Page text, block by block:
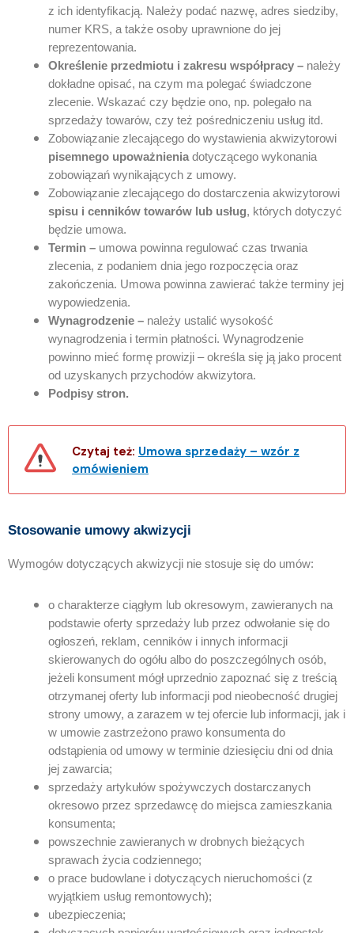
z ich identyfikacją. Należy podać nazwę, adres siedziby,
numer KRS, a także osoby uprawnione do jej
reprezentowania.
Określenie przedmiotu i zakresu współpracy – należy
dokładne opisać, na czym ma polegać świadczone
zlecenie. Wskazać czy będzie ono, np. polegało na
sprzedaży towarów, czy też pośredniczeniu usług itd.
Zobowiązanie zlecającego do wystawienia akwizytorowi
pisemnego upoważnienia dotyczącego wykonania
zobowiązań wynikających z umowy.
Zobowiązanie zlecającego do dostarczenia akwizytorowi
spisu i cenników towarów lub usług, których dotyczyć
będzie umowa.
Termin – umowa powinna regulować czas trwania
zlecenia, z podaniem dnia jego rozpoczęcia oraz
zakończenia. Umowa powinna zawierać także terminy jej
wypowiedzenia.
Wynagrodzenie – należy ustalić wysokość
wynagrodzenia i termin płatności. Wynagrodzenie
powinno mieć formę prowizji – określa się ją jako procent
od uzyskanych przychodów akwizytora.
Podpisy stron.
Czytaj też: Umowa sprzedaży – wzór z
omówieniem
Stosowanie umowy akwizycji
Wymogów dotyczących akwizycji nie stosuje się do umów:
o charakterze ciągłym lub okresowym, zawieranych na
podstawie oferty sprzedaży lub przez odwołanie się do
ogłoszeń, reklam, cenników i innych informacji
skierowanych do ogółu albo do poszczególnych osób,
jeżeli konsument mógł uprzednio zapoznać się z treścią
otrzymanej oferty lub informacji pod nieobecność drugiej
strony umowy, a zarazem w tej ofercie lub informacji, jak i
w umowie zastrzeżono prawo konsumenta do
odstąpienia od umowy w terminie dziesięciu dni od dnia
jej zawarcia;
sprzedaży artykułów spożywczych dostarczanych
okresowo przez sprzedawcę do miejsca zamieszkania
konsumenta;
powszechnie zawieranych w drobnych bieżących
sprawach życia codziennego;
o prace budowlane i dotyczących nieruchomości (z
wyjątkiem usług remontowych);
ubezpieczenia;